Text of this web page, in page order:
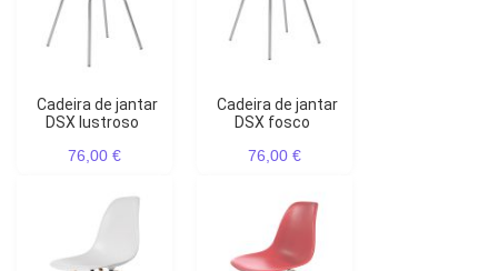
Cadeira de jantar
DSX lustroso
76,00 €
Cadeira de jantar
DSX fosco
76,00 €